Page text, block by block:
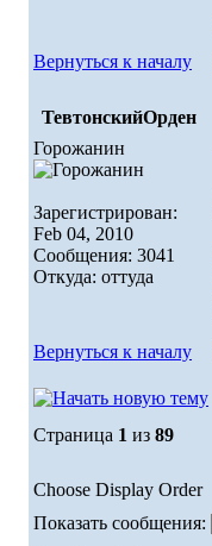
Вернуться к началу
ТевтонскийОрден
Горожанин
Зарегистрирован:
Feb 04, 2010
Сообщения: 3041
Откуда: оттуда
Вернуться к началу
Страница 1 из 89
Choose Display Order
Показать сообщения: